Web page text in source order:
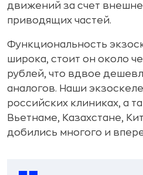
движений за счет
приводящих частей.
Функциональность
широка, стоит он около
рублей, что вдвое
аналогов. Наши
российских клиниках, а
Вьетнаме, Казахстане,
добились многого и